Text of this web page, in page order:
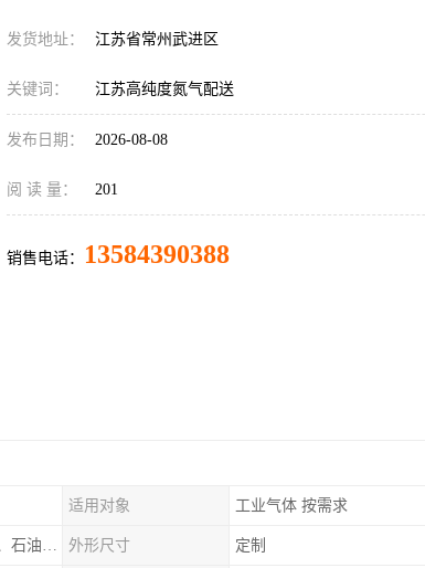
发货地址： 江苏省常州武进区
关键词： 江苏高纯度氮气配送
发布日期： 2026-08-08
阅 读 量： 201
销售电话： 13584390388
适用对象 工业气体 按需求
机械、电子、化工、玻璃、冶金、食品、石油、电力等行业领域 外形尺寸 定制